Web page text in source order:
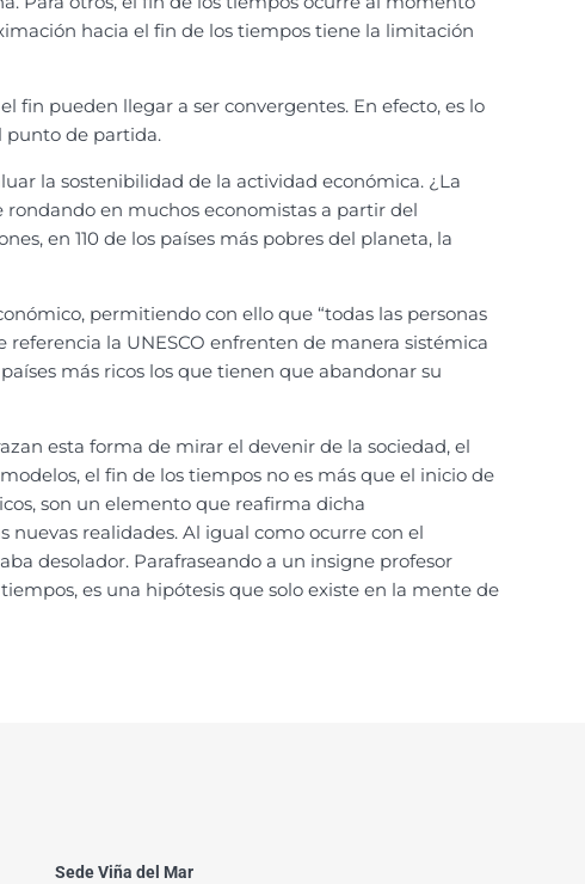
hacia el fin de los tiempos tiene la limitación
fin pueden llegar a ser convergentes. En efecto, es lo
punto de partida.
la sostenibilidad de la actividad económica. ¿La
en muchos economistas a partir del
en 110 de los países más pobres del planeta, la
permitiendo con ello que “todas las personas
referencia la UNESCO enfrenten de manera sistémica
más ricos los que tienen que abandonar su
esta forma de mirar el devenir de la sociedad, el
el fin de los tiempos no es más que el inicio de
son un elemento que reafirma dicha
realidades. Al igual como ocurre con el
desolador. Parafraseando a un insigne profesor
es una hipótesis que solo existe en la mente de
Sede Viña del Mar